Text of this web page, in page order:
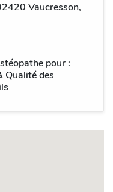
Vaucresson,
pour :
Qualité des